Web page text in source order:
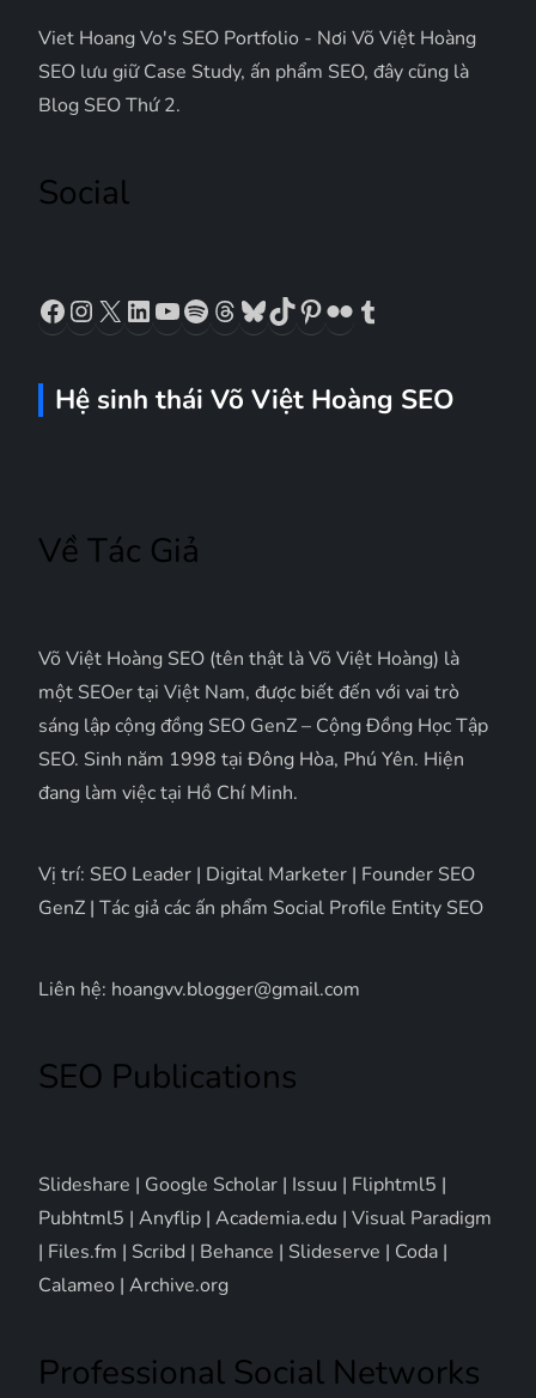
g
b
i
i
t
Viet Hoang Vo's SEO Portfolio - Nơi Võ Việt Hoàng
SEO lưu giữ Case Study, ấn phẩm SEO, đây cũng là
Blog SEO Thứ 2.
Social
Facebook
Instagram
X LinkedIn
YouTube
Spotify
Threads
Bluesky
TikTok
Pinterest
Flickr
Hệ sinh thái Võ Việt Hoàng SEO
Về Tác Giả
Võ Việt Hoàng SEO (tên thật là Võ Việt Hoàng) là
một SEOer tại Việt Nam, được biết đến với vai trò
sáng lập cộng đồng SEO GenZ – Cộng Đồng Học Tập
SEO. Sinh năm 1998 tại Đông Hòa, Phú Yên. Hiện
đang làm việc tại Hồ Chí Minh.
Vị trí: SEO Leader | Digital Marketer | Founder SEO
GenZ | Tác giả các ấn phẩm Social Profile Entity SEO
Liên hệ: hoangvv.blogger@gmail.com
SEO Publications
Slideshare | Google Scholar | Issuu | Fliphtml5 |
Pubhtml5 |Anyflip |Academia.edu |Visual Paradigm
| Files.fm | Scribd | Behance | Slideserve | Coda |
Calameo |Archive.org
Professional Social Networks